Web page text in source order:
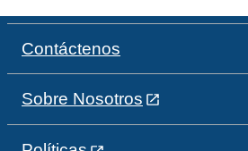
Contáctenos
Sobre Nosotros